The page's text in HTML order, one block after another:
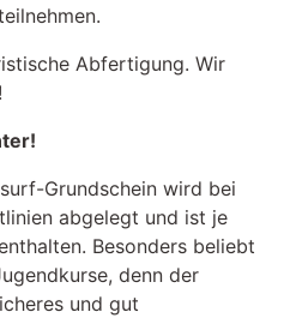
Abfertigung. Wir
Grundschein wird bei
abgelegt und ist je
Besonders beliebt
denn der
und gut